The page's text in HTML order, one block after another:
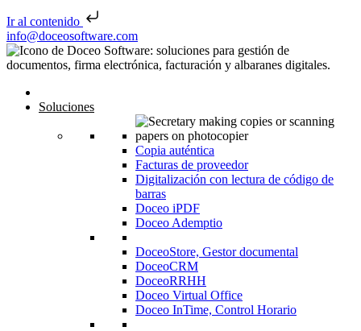
Ir al contenido
Saltar al contenido
info@doceosoftware.com
Soluciones
Copia auténtica
Facturas de proveedor
Digitalización con lectura de código de
barras
Doceo iPDF
Doceo Ademptio
DoceoStore, Gestor documental
DoceoCRM
DoceoRRHH
Doceo Virtual Office
Doceo InTime, Control Horario